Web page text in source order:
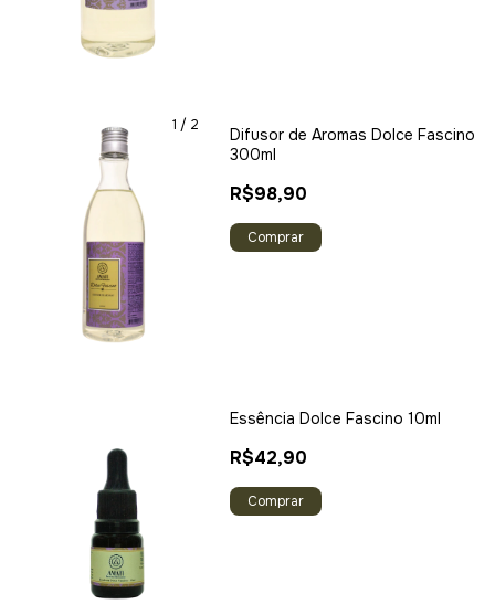
1 / 2
Difusor de Aromas Dolce Fascino
300ml
R$98,90
Comprar
Essência Dolce Fascino 10ml
R$42,90